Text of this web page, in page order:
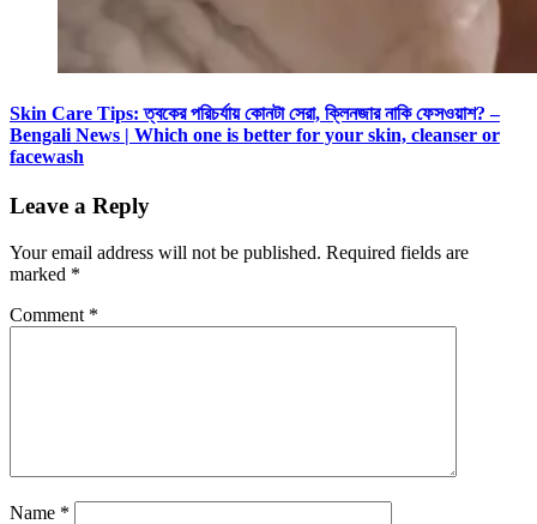
Skin Care Tips: ত্বকের পরিচর্যায় কোনটা সেরা, ক্লিনজার নাকি ফেসওয়াশ? –
Bengali News | Which one is better for your skin, cleanser or
facewash
Leave a Reply
Your email address will not be published. Required fields are
marked *
Comment *
Name *